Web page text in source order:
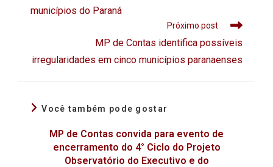
municípios do Paraná
Próximo post
MP de Contas identifica possíveis
irregularidades em cinco municípios paranaenses
Você também pode gostar
MP de Contas convida para evento de
encerramento do 4° Ciclo do Projeto
Observatório do Executivo e do